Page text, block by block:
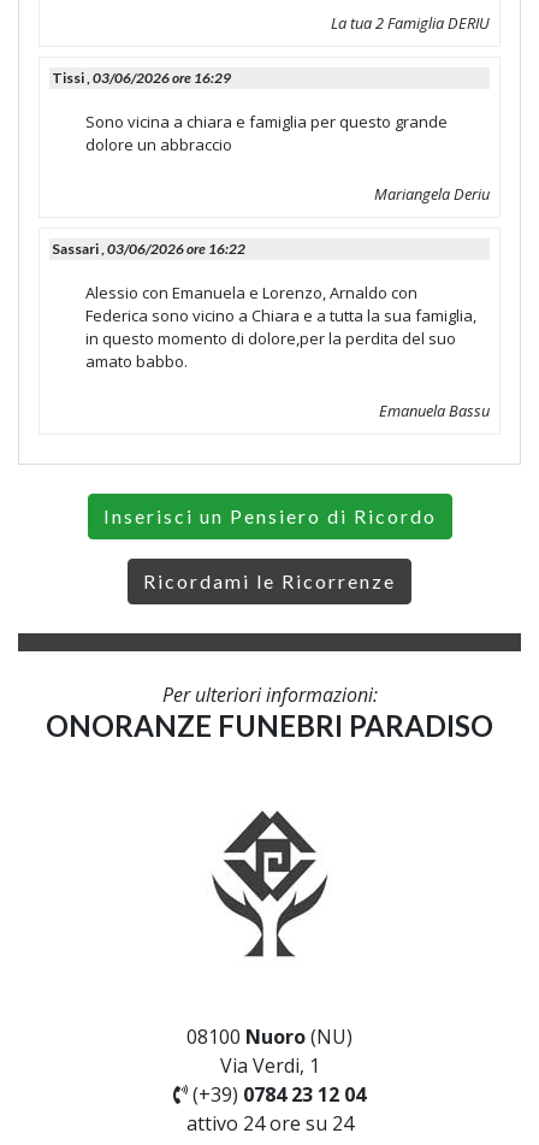
La tua 2 Famiglia DERIU
Tissi ,03/06/2026 ore 16:29
Sono vicina a chiara e famiglia per questo grande
dolore un abbraccio
Mariangela Deriu
Sassari ,03/06/2026 ore 16:22
Alessio con Emanuela e Lorenzo, Arnaldo con
Federica sono vicino a Chiara e a tutta la sua famiglia,
in questo momento di dolore,per la perdita del suo
amato babbo.
Emanuela Bassu
Inserisci un Pensiero di Ricordo
Ricordami le Ricorrenze
Per ulteriori informazioni:
ONORANZE FUNEBRI PARADISO
08100 Nuoro(NU)
Via Verdi, 1
(+39) 0784 23 12 04
attivo 24 ore su 24